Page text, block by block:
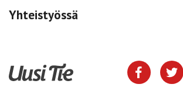
Yhteistyössä